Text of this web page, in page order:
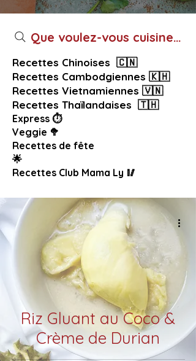
Que voulez-vous cuisiner
Recettes Chinoises 🇨🇳
Recettes Cambodgiennes 🇰🇭
Recettes Vietnamiennes 🇻🇳
Recettes Thaïlandaises 🇹🇭
Express ⏱️
Veggie 🥦
Recettes de fête
🌟
Recettes Club Mama Ly 🥢
Riz Gluant au Coco &
Crème de Durian